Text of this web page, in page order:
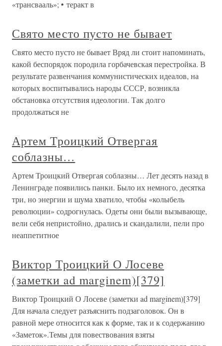
«трансвааль»; • теракт в
Свято место пусто не бывает
Свято место пусто не бывает Вряд ли стоит напоминать,
какой беспорядок породила горбачевская перестройка. В
результате развенчания коммунистических идеалов, на
которых воспитывались народы СССР, возникла
обстановка отсутствия идеологии. Так долго
продолжаться не
Артем Троицкий Отвергая
соблазны…
Артем Троицкий Отвергая соблазны… Лет десять назад в
Ленинграде появились панки. Было их немного, десятка
три, но энергии и шума хватило, чтобы «колыбель
революции» содрогнулась. Одеты они были вызывающе,
вели себя непристойно, дрались и скандалили, пели про
неаппетитное
Виктор Троицкий О Лосеве
(заметки ad marginem)[379]
Виктор Троицкий О Лосеве (заметки ad marginem)[379]
Для начала следует разъяснить подзаголовок. Он в
равной мере относится как к форме, так и к содержанию
«Заметок».Темы для повествования взяты